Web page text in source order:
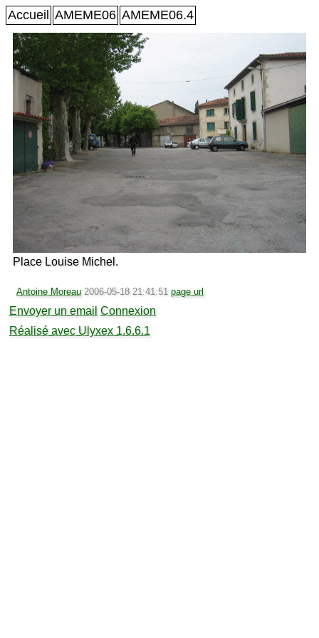
Accueil AMEME06 AMEME06.4
Place Louise Michel.
Antoine Moreau 2006-05-18 21:41:51 page url
Envoyer un email Connexion
Réalisé avec Ulyxex 1.6.6.1